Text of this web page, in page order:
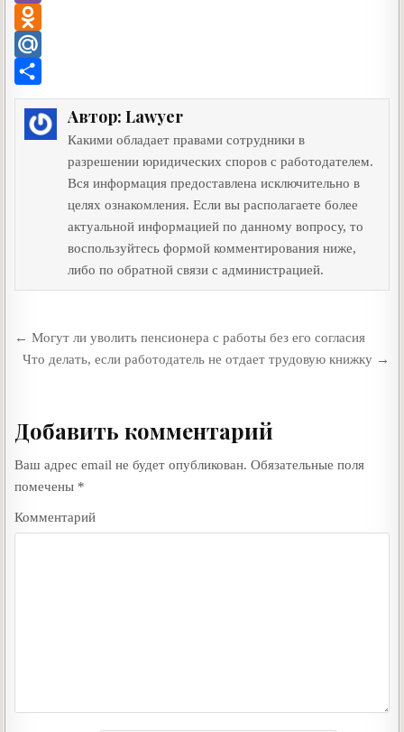
o
o
k
e
r
s
A
p
e
l
e
g
V
i
b
e
O
d
n
n
k
M
a
О
т
Автор: Lawyer
Какими обладает правами сотрудники в
разрешении юридических споров с работодателем.
Вся информация предоставлена исключительно в
целях ознакомления. Если вы располагаете более
актуальной информацией по данному вопросу, то
воспользуйтесь формой комментирования ниже,
либо по обратной связи с администрацией.
Навигация
по
← Могут ли уволить пенсионера с работы без его согласия
Что делать, если работодатель не отдает трудовую книжку →
Добавить комментарий
Ваш адрес email не будет опубликован. Обязательные поля
помечены *
Комментарий